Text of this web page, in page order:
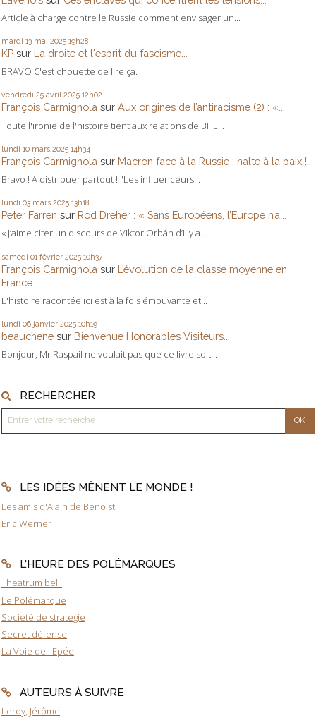
Article à charge contre le Russie comment envisager un...
mardi 13 mai 2025 19h28
KP sur La droite et l'esprit du fascisme...
BRAVO C'est chouette de lire ça.
vendredi 25 avril 2025 12h02
François Carmignola sur Aux origines de l’antiracisme (2) : «...
Toute l'ironie de l'histoire tient aux relations de BHL...
lundi 10 mars 2025 14h34
François Carmignola sur Macron face à la Russie : halte à la paix !...
Bravo ! A distribuer partout ! "Les influenceurs...
lundi 03 mars 2025 13h18
Peter Farren sur Rod Dreher : « Sans Européens, l’Europe n’a...
« J’aime citer un discours de Viktor Orbán d’il y a...
samedi 01 février 2025 10h37
François Carmignola sur L’évolution de la classe moyenne en
France...
L'histoire racontée ici est à la fois émouvante et...
lundi 06 janvier 2025 10h19
beauchene sur Bienvenue Honorables Visiteurs...
Bonjour, Mr Raspail ne voulait pas que ce livre soit...
RECHERCHER
LES IDÉES MÈNENT LE MONDE !
Les amis d'Alain de Benoist
Eric Werner
L'HEURE DES POLÉMARQUES
Theatrum belli
Le Polémarque
Société de stratégie
Secret défense
La Voie de l'Epée
AUTEURS À SUIVRE
Leroy, Jérôme